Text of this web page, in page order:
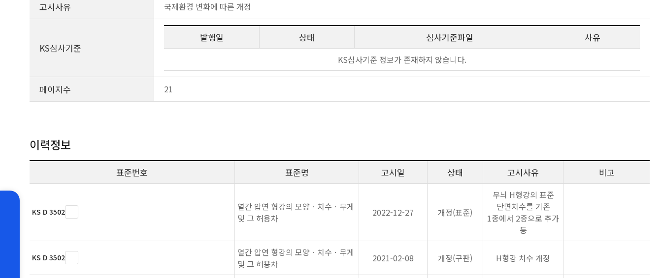
고시사유 국제환경 변화에 따른 개정
KS심사기준
발행일 상태 심사기준파일 사유
KS심사기준 정보가 존재하지 않습니다.
페이지수 21
이력정보
표준번호 표준명 고시일 상태 고시사유 비고
KS D 3502
열간 압연 형강의 모양ㆍ치수ㆍ무게
및 그 허용차
2022-12-27 개정(표준)
무늬 H형강의 표준
단면치수를 기존
1종에서 2종으로 추가
등
KS D 3502
열간 압연 형강의 모양ㆍ치수ㆍ무게
및 그 허용차
2021-02-08 개정(구판) H형강 치수 개정